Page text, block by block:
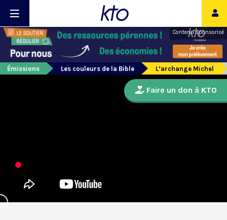
Contenu sponsorisé
Émissions Les couleurs de la Bible L’archange Michel
Faire un don à KTO